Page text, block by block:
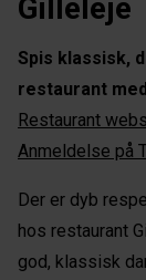
Gilleleje
Spis klassisk,
restaurant
Restaurant
Anmeldelse på
Der er dyb
hos restaurant
god, klassisk